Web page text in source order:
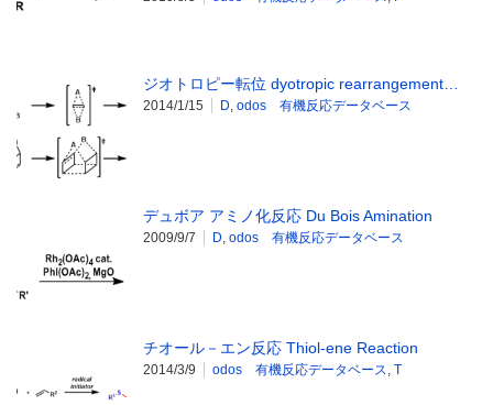
ジオトロピー転位 dyotropic rearrangement…
2014/1/15 D, odos 有機反応データベース
デュボア アミノ化反応 Du Bois Amination
2009/9/7 D, odos 有機反応データベース
チオール－エン反応 Thiol-ene Reaction
2014/3/9 odos 有機反応データベース, T